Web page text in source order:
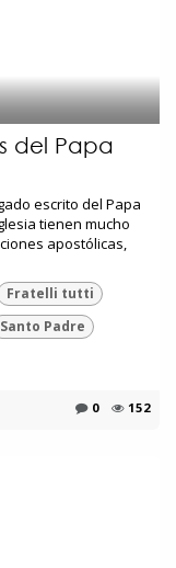
del Papa
escrito del Papa
tienen mucho
apostólicas,
Fratelli tutti
Santo Padre
0 152